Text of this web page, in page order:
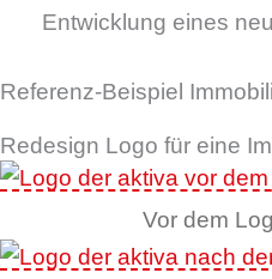
Entwicklung eines
Referenz-Beispiel
Redesign Logo für eine
Vor dem